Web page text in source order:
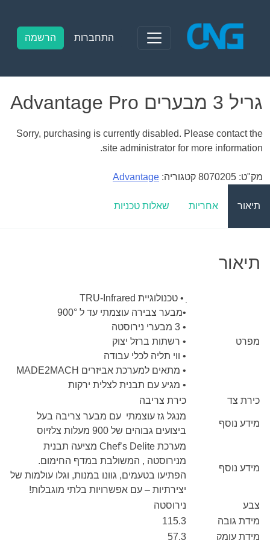
content
התחברות הרשמה
גריל 3 מבערים Advantage Pro
Sorry, purchasing is currently disabled. Please contact the
site administrator for more information.
מק"ט: 8070205 קטגוריה: Advantage
תיאור אחריות שאלות טכניות
תיאור
מפרט
ֽ • טכנולוגיית TRU-Infrared
•מבער צבירה עוצמתי עד ל 900°
• 3 מבערי נירוסטה
• רשתות ברזל יצוק
• ווי תליה לכלי עבודה
• מתאים למערכת אביזרים MADE2MACH
• מגיע עם תבנית לצלית ירקות
כירת צד
כירת צריבה
מידע נוסף
מנגל גז עוצמתי עם מבער צריבה בעל
ביצועים גבוהים של 900 מעלות צלזיוס
מידע נוסף
מערכת Chef’s Delite מציעה תבנית
מנירוסטה , המשולבת במדף החימום.
הפתיעו בטעמים, גוונו במנות, וגלו עולמות של
יצירתיות – עם אפשרויות בלתי מוגבלות!
צבע
נירוסטה
מידת גובה
115.3
מידת עומק
57.3